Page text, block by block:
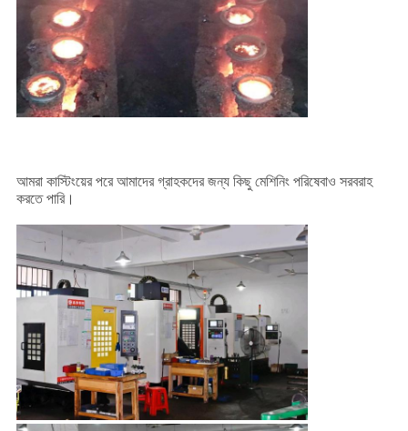
আমরা কাস্টিংয়ের পরে আমাদের গ্রাহকদের জন্য কিছু মেশিনিং পরিষেবাও সরবরাহ
করতে পারি।